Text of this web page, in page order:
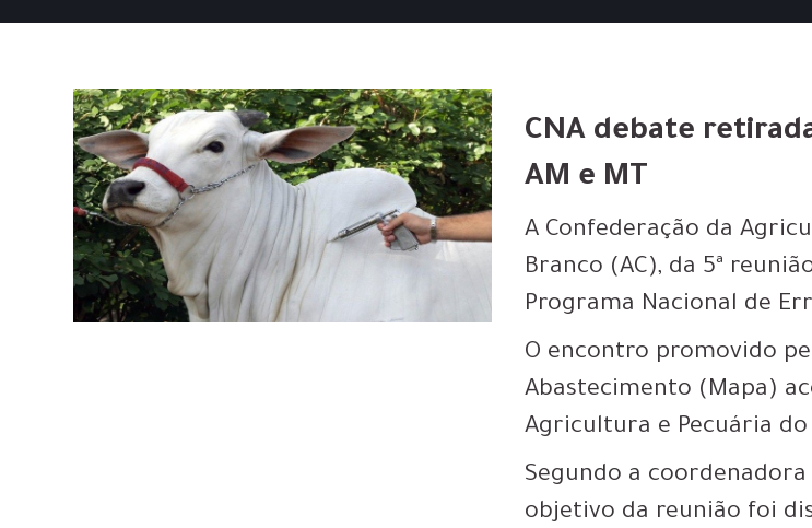
CNA debate
AM e MT
A Confederação da
Branco (AC), da 5ª
Programa Nacional de
O encontro promovido
Abastecimento (Mapa)
Agricultura e Pecuária do
Segundo a
objetivo da reunião foi